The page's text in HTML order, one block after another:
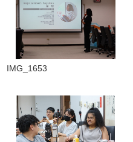
IMG_1653